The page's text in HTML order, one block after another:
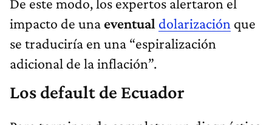
impacto de una eventual dolarización que
se traduciría en una “espiralización
adicional de la inflación”.
Los default de Ecuador